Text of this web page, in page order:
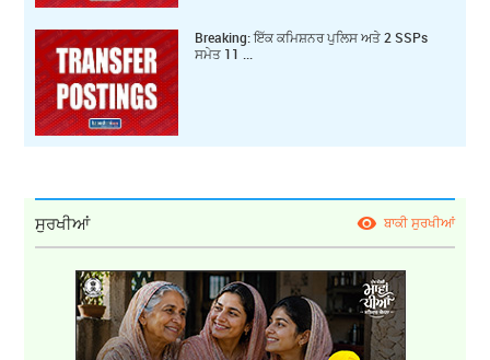
Breaking: ਇੱਕ ਕ‍ਮਿਸ਼ਨਰ ਪੁਲਿਸ ਅਤੇ 2 SSPs
ਸਮੇਤ 11 ...
ਸੁਰਖੀਆਂ ਬਾਕੀ ਸੁਰਖੀਆਂ